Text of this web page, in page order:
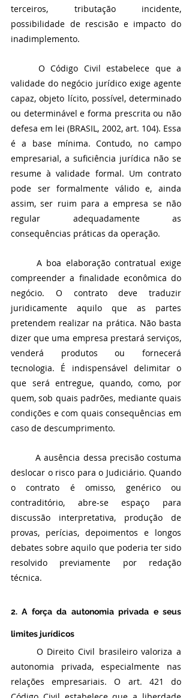
terceiros, tributação incidente,
possibilidade de rescisão e impacto do
inadimplemento.
validade do negócio jurídico exige agente
capaz, objeto lícito, possível, determinado
ou determinável e forma prescrita ou não
defesa em lei (BRASIL, 2002, art. 104). Essa
é a base mínima. Contudo, no campo
empresarial, a suficiência jurídica não se
resume à validade formal. Um contrato
pode ser formalmente válido e, ainda
assim, ser ruim para a empresa se não
regular adequadamente as
consequências práticas da operação.
	A boa elaboração contratual exige
compreender a finalidade econômica do
negócio. O contrato deve traduzir
juridicamente aquilo que as partes
pretendem realizar na prática. Não basta
dizer que uma empresa prestará serviços,
venderá produtos ou fornecerá
tecnologia. É indispensável delimitar o
que será entregue, quando, como, por
quem, sob quais padrões, mediante quais
condições e com quais consequências em
caso de descumprimento.
	A ausência dessa precisão costuma
deslocar o risco para o Judiciário. Quando
o contrato é omisso, genérico ou
contraditório, abre-se espaço para
discussão interpretativa, produção de
provas, perícias, depoimentos e longos
debates sobre aquilo que poderia ter sido
resolvido previamente por redação
técnica.
2. A força da autonomia privada e seus
limites jurídicos
autonomia privada, especialmente nas
relações empresariais. O art. 421 do